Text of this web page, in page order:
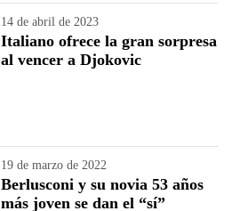
14 de abril de 2023
Italiano ofrece la gran sorpresa
al vencer a Djokovic
19 de marzo de 2022
Berlusconi y su novia 53 años
más joven se dan el “sí”